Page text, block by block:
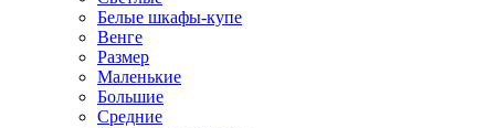
Белые шкафы-купе
Венге
Размер
Маленькие
Большие
Средние